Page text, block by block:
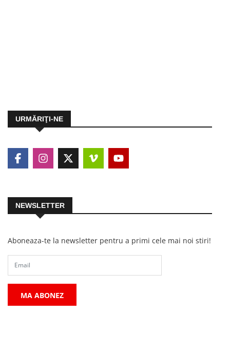
URMĂRIŢI-NE
NEWSLETTER
Aboneaza-te la newsletter pentru a primi cele mai noi stiri!
MA ABONEZ